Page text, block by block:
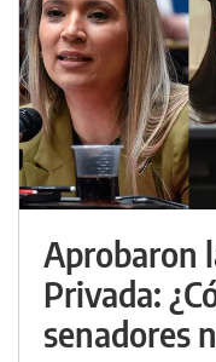
Aprobaron
Privada:
senadores